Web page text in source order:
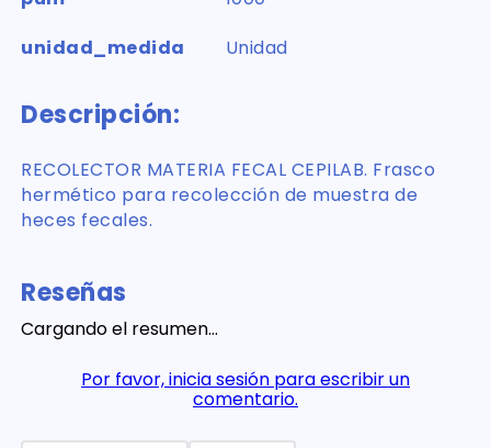
unidad_medida
Unidad
Descripción:
RECOLECTOR MATERIA FECAL CEPILAB. Frasco
hermético para recolección de muestra de
heces fecales.
Reseñas
Cargando el resumen…
Por favor, inicia sesión para escribir un
comentario.